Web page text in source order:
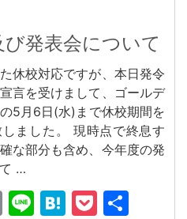
発表会について
休校対応ですが、本日発令
言を受けまして、ゴールデ
5月6日(水)まで休校期間を
ました。 現時点で終息す
な部分も含め、今年度の発
…
Email
LineHatena
Pocket